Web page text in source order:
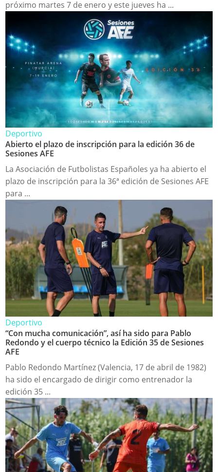
próximo martes 7 de enero y este jueves ha ...
Deportivo
Abierto el plazo de inscripción para la edición 36 de
Sesiones AFE
La Asociación de Futbolistas Españoles ya ha abierto el
plazo de inscripción para la 36ª edición de Sesiones AFE
para ...
Deportivo
“Con mucha comunicación”, así ha sido para Pablo
Redondo y el cuerpo técnico la Edición 35 de Sesiones
AFE
Pablo Redondo Martínez (Valencia, 17 de abril de 1982)
ha sido el encargado de dirigir como entrenador la
edición 35 ...